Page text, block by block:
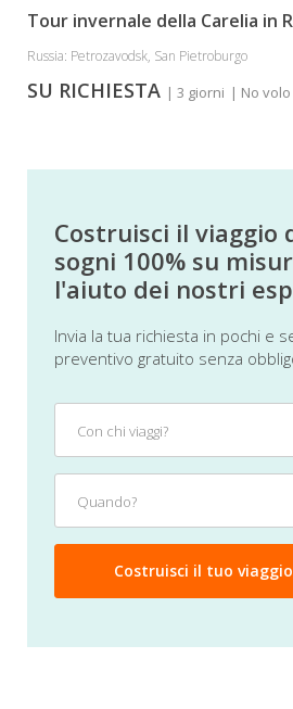
Tour invernale della Carelia in
Russia: Petrozavodsk, San Pietroburgo
SU RICHIESTA | 3 giorni | No volo
Costruisci il viaggio
sogni 100% su
l'aiuto dei nostri
Invia la tua richiesta in pochi e
preventivo gratuito senza
viaggi?
Con chi viaggi?
Quando?